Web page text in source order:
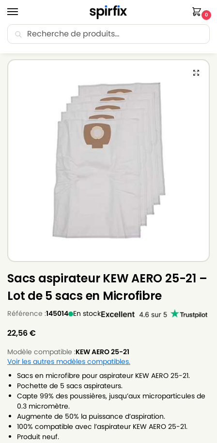
0
🚚 Livraison Point Relais offerte dès 30€ d’achat.
Sacs aspirateur KEW AERO 25-21 –
Lot de 5 sacs en Microfibre
Référence :145014 En stock
22,56€
Modèle compatible :KEW AERO 25-21
Voir les autres modèles compatibles.
Sacs en microfibre pour aspirateur KEW AERO 25-21.
Pochette de 5 sacs aspirateurs.
Capte 99% des poussières, jusqu’aux microparticules de
0.3 micromètre.
Augmente de 50% la puissance d’aspiration.
100% compatible avec l’aspirateur KEW AERO 25-21.
Produit neuf.